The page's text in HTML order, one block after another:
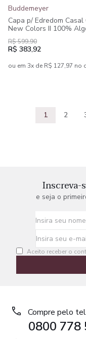
Buddemeyer
Capa p/ Edredom
New Colors II 100%
R$ 599,90
R$ 383,92
ou em 3x de R$ 127,97 no
1 2
Inscreva-
e seja o
Aceito receber o
Compre pelo
0800 778